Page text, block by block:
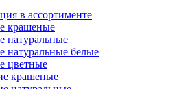
в ассортименте
крашеные
натуральные
натуральные белые
цветные
крашеные